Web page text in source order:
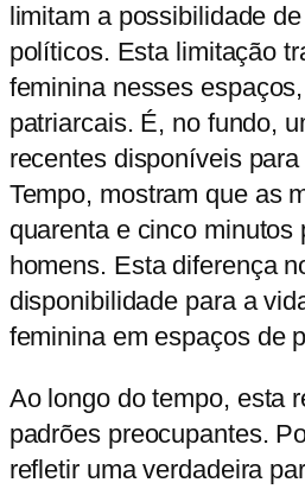
limitam a possibilidade
políticos. Esta limitação
feminina nesses
patriarcais. É, no fundo,
recentes disponíveis
Tempo, mostram que as
quarenta e cinco
homens. Esta diferença
disponibilidade para a
feminina em espaços de
Ao longo do tempo, esta
padrões preocupantes.
refletir uma verdadeira